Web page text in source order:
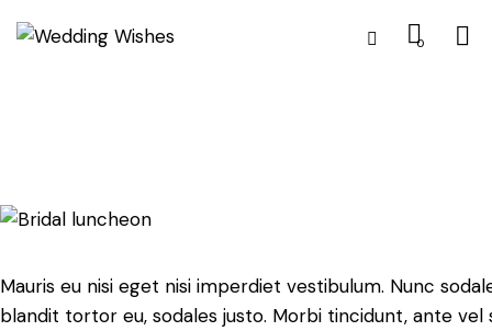
0
Mauris eu nisi eget nisi imperdiet vestibulum. Nunc
blandit tortor eu, sodales justo. Morbi tincidunt, ante